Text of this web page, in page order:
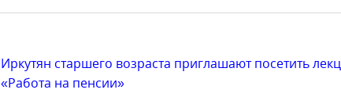
Иркутян старшего возраста приглашают посетить
«Работа на пенсии»